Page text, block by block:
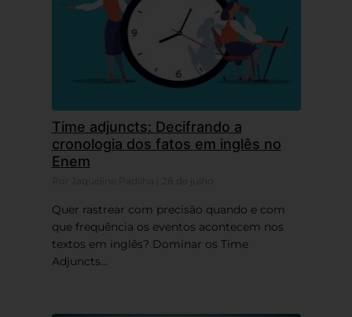
Time adjuncts: Decifrando a
cronologia dos fatos em inglês no
Enem
Quer rastrear com precisão quando e com
que frequência os eventos acontecem nos
textos em inglês? Dominar os Time
Adjuncts...